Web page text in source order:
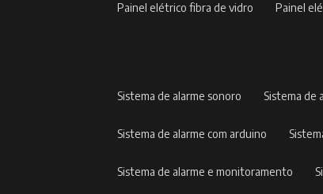
painel elétrico fibra de vidro painel
sistema de alarme sonoro sistema de
sistema de alarme com arduino
sistema de alarme e monitoramento